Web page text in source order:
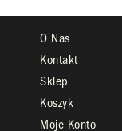
O Nas
Kontakt
Sklep
Koszyk
Moje Konto